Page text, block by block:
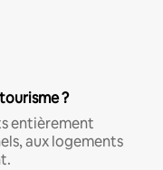
?
entièrement
aux logements